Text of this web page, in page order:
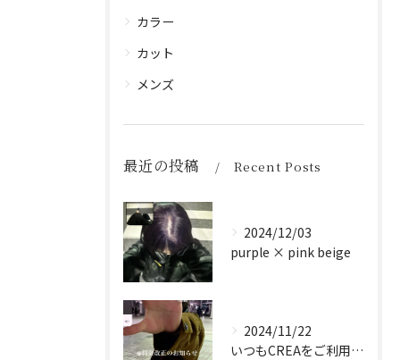
カラー
カット
メンズ
最近の投稿 Recent Posts
2024/12/03
purple × pink beige
2024/11/22
いつもCREAをご利用頂き誠に有難う御座います！